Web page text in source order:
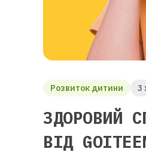
Розвиток дитини 3
ЗДОРОВИЙ
ВІД